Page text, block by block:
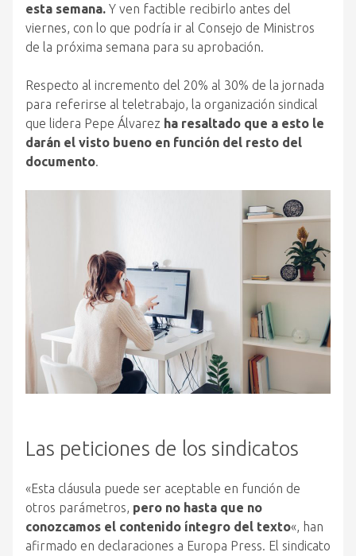
esta semana. Y ven factible recibirlo antes del
viernes, con lo que podría ir al Consejo de Ministros
de la próxima semana para su aprobación.
Respecto al incremento del 20% al 30% de la jornada
para referirse al teletrabajo, la organización sindical
que lidera Pepe Álvarez ha resaltado que a esto le
darán el visto bueno en función del resto del
documento.
Las peticiones de los sindicatos
«Esta cláusula puede ser aceptable en función de
otros parámetros, pero no hasta que no
conozcamos el contenido íntegro del texto«, han
afirmado en declaraciones a Europa Press. El sindicato